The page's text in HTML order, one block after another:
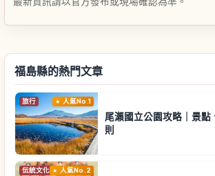
福島縣的熱門文章
旅行 人氣No.1
尾瀨國立公園攻略｜景點
則
伝統文化 人氣No.2